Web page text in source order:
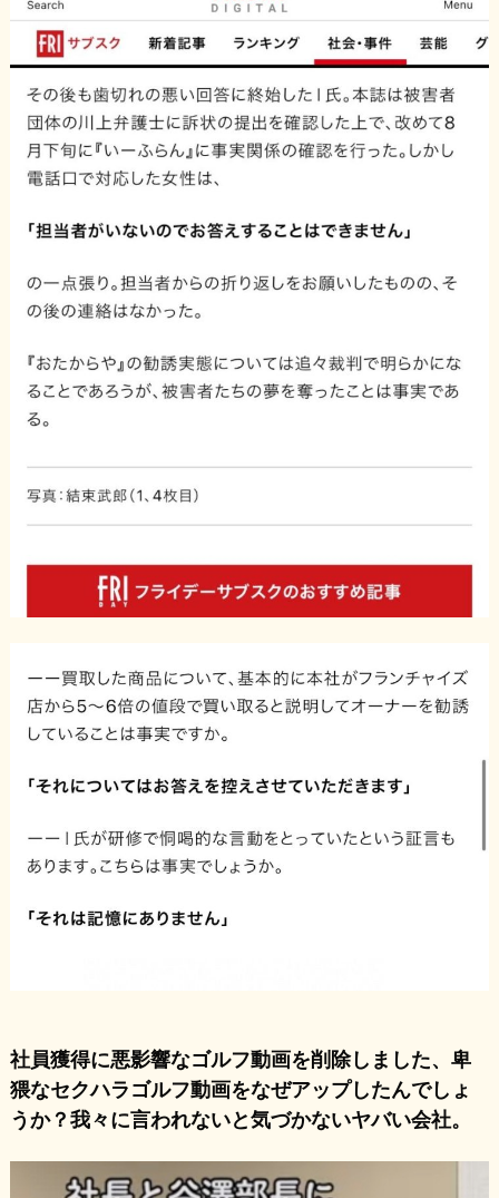
社員獲得に悪影響なゴルフ動画を削除しました、卑
猥なセクハラゴルフ動画をなぜアップしたんでしょ
うか？我々に言われないと気づかないヤバい会社。